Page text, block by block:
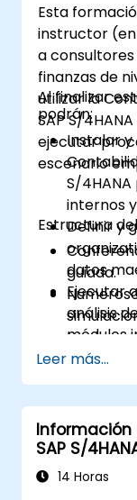
Esta
instructor
a consultores
finanzas de
utilizar la
SAP S/
ejecutar
escenario
Al finalizar
podrán:
Instalar
S/
internos
Definir y
datos
Ejecutar
análisis
módulos
Analizar
Estructura
guiada.
del
sandbox).
Leer más...
Información
SAP S/
14 Horas